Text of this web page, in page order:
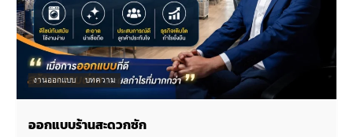
งานตกแต่ง บทความ
เทรนด์คาเฟ่